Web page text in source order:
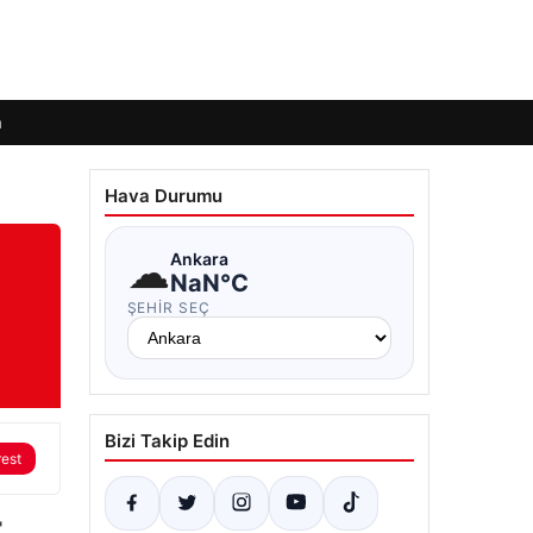
Hava Durumu
☁Ankara
NaN°C
ŞEHIR SEÇ
Bizi Takip Edin